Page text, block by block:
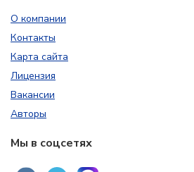
О компании
Контакты
Карта сайта
Лицензия
Вакансии
Авторы
Мы в соцсетях